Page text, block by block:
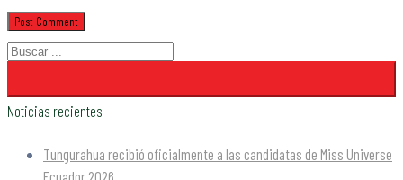
Noticias recientes
Tungurahua recibió oficialmente a las candidatas de Miss Universe
Ecuador 2026